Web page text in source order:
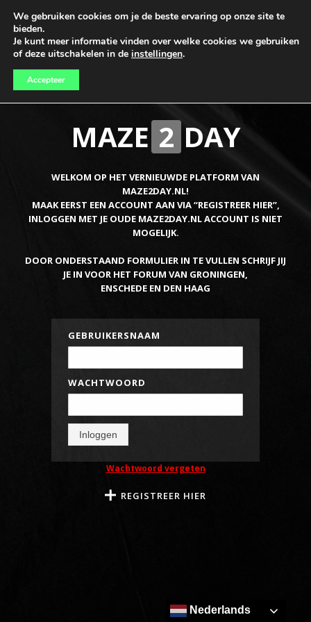
MAZE 2 DAY
WELKOM OP HET VERNIEUWDE PLATFORM VAN
MAZE2DAY.NL!
MAAK EERST EEN ACCOUNT AAN VIA “REGISTREER HIER”,
INLOGGEN MET JE OUDE MAZE2DAY.NL ACCOUNT IS NIET
MOGELIJK.
DOOR ONDERSTAAND FORMULIER IN TE VULLEN SCHRIJF JIJ
JE IN VOOR HET FORUM VAN GRONINGEN,
ENSCHEDE EN DEN HAAG
GEBRUIKERSNAAM
WACHTWOORD
Inloggen
Wachtwoord vergeten
REGISTREER HIER
Nederlands
We gebruiken cookies om je de beste ervaring op onze site te
bieden.
Je kunt meer informatie vinden over welke cookies we gebruiken
of deze uitschakelen in de instellingen.
Accepteer